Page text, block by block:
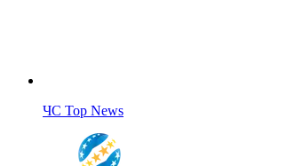
ЧС Top News